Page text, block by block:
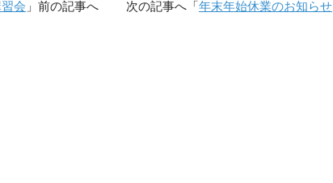
会 」前の記事へ 次の記事へ「年末年始休業のお知らせ